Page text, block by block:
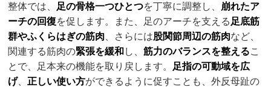
整体では、 足の骨格一つひとつを丁寧に調整し、 崩れたア
ーチの回復を促します。また、足のアーチを支える 足底筋
群やふくらはぎの筋肉 、さらには股関節周辺の筋肉など、
関連する筋肉の緊張を緩和 し、筋力のバランスを整えるこ
とで、足本来の機能を取り戻します。 足指の可動域を広
げ、 正しい使い方ができるように促すことも、外反母趾の